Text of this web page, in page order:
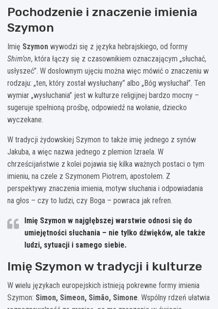
Pochodzenie i znaczenie imienia
Szymon
Imię Szymon wywodzi się z języka hebrajskiego, od formy
Shim’on, która łączy się z czasownikiem oznaczającym „słuchać,
usłyszeć”. W dosłownym ujęciu można więc mówić o znaczeniu w
rodzaju: „ten, który został wysłuchany” albo „Bóg wysłuchał”. Ten
wymiar „wysłuchania” jest w kulturze religijnej bardzo mocny –
sugeruje spełnioną prośbę, odpowiedź na wołanie, dziecko
wyczekane.
W tradycji żydowskiej Szymon to także imię jednego z synów
Jakuba, a więc nazwa jednego z plemion Izraela. W
chrześcijaństwie z kolei pojawia się kilka ważnych postaci o tym
imieniu, na czele z Szymonem Piotrem, apostołem. Z
perspektywy znaczenia imienia, motyw słuchania i odpowiadania
na głos – czy to ludzi, czy Boga – powraca jak refren.
Imię Szymon w najgłębszej warstwie odnosi się do
umiejętności słuchania – nie tylko dźwięków, ale także
ludzi, sytuacji i samego siebie.
Imię Szymon w tradycji i kulturze
W wielu językach europejskich istnieją pokrewne formy imienia
Szymon: Simon, Simeon, Simão, Simone. Wspólny rdzeń ułatwia